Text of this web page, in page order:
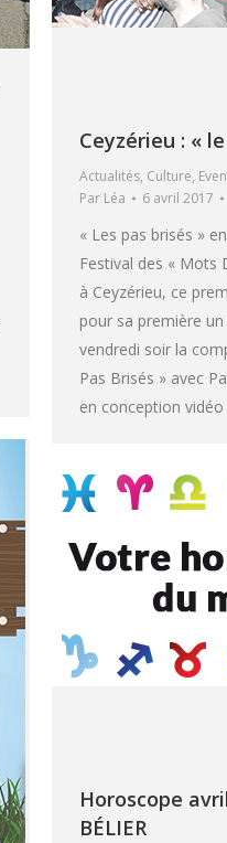
Ceyzérieu : «
Actualités, Culture,
Par Léa 6 avril 2017
« Les pas brisés »
Festival des « Mots
à Ceyzérieu, ce
pour sa première
vendredi soir la
Pas Brisés » avec
en conception
Horoscope
BÉLIER